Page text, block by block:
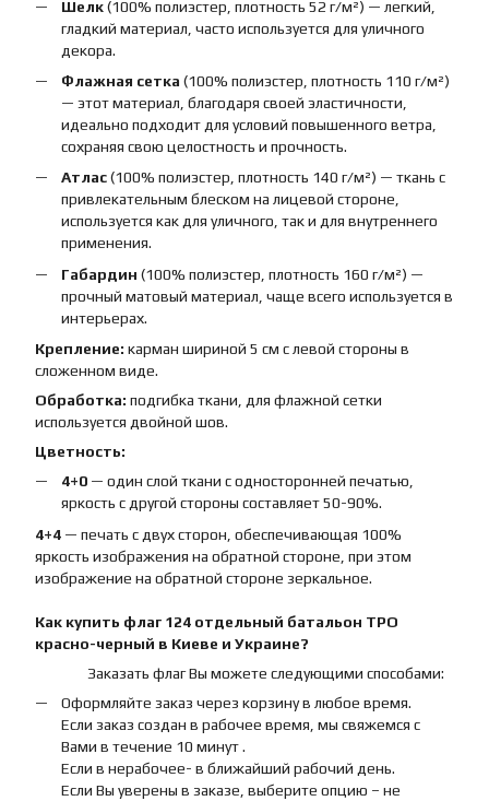
Шелк(100% полиэстер, плотность 52 г/м²) — легкий,
гладкий материал, часто используется для уличного
декора.
Флажная сетка (100% полиэстер, плотность 110 г/м²)
— этот материал, благодаря своей эластичности,
идеально подходит для условий повышенного ветра,
сохраняя свою целостность и прочность.
Атлас(100% полиэстер, плотность 140 г/м²) — ткань с
привлекательным блеском на лицевой стороне,
используется как для уличного, так и для внутреннего
применения.
Габардин (100% полиэстер, плотность 160 г/м²) —
прочный матовый материал, чаще всего используется в
интерьерах.
Крепление: карман шириной 5 см с левой стороны в
сложенном виде.
Обработка: подгибка ткани, для флажной сетки
используется двойной шов.
Цветность:
4+0 — один слой ткани с односторонней печатью,
яркость с другой стороны составляет 50-90%.
4+4 — печать с двух сторон, обеспечивающая 100%
яркость изображения на обратной стороне, при этом
изображение на обратной стороне зеркальное.
Как купить флаг 124 отдельный батальон ТРО
красно-черный в Киеве и Украине?
Заказать флаг Вы можете следующими способами:
Оформляйте заказ через корзину в любое время.
Если заказ создан в рабочее время, мы свяжемся с
Вами в течение 10 минут .
Если в нерабочее- в ближайший рабочий день.
Если Вы уверены в заказе, выберите опцию – не